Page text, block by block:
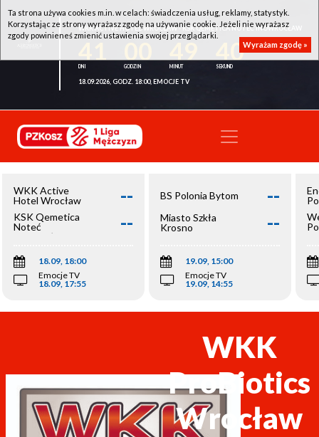
WKK ACTIVE HOTEL WROCŁAW - KSK QEMETICA NOTEĆ INOWROCŁAW
40
18.09.2026, GODZ. 18:00, EMOCJE TV
WKK Active
Hotel Wrocław
--
KSK Qemetica
Noteć
Inowrocław
--
18.09, 18:00
Emocje TV
18.09, 17:55
BS Polonia Bytom --
Miasto Szkła
Krosno
--
19.09, 15:00
Emocje TV
19.09, 14:55
WKK
ProBiotics
Wrocław
Ta strona używa cookies m.in. w celach: świadczenia usług, reklamy, statystyk.
Korzystając ze strony wyrażasz zgodę na używanie cookie. Jeżeli nie wyrażasz
zgody powinieneś zmienić ustawienia swojej przeglądarki.
Wyrażam zgodę »